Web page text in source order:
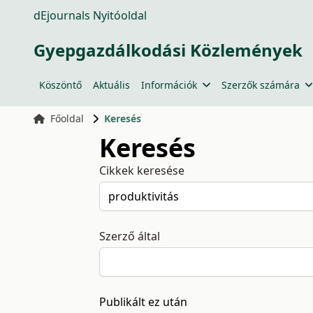
dEjournals Nyitóoldal
Gyepgazdálkodási Közlemények
Köszöntő Aktuális Információk Szerzők számára
Főoldal Keresés
Keresés
Cikkek keresése
Szerző által
Publikált ez után